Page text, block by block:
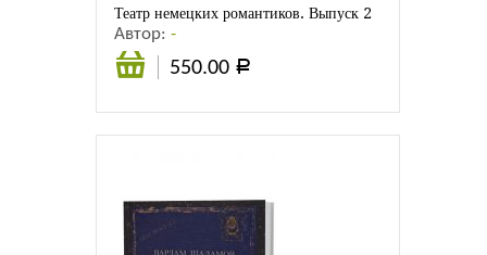
Театр немецких романтиков. Выпуск 2
Автор:-
550.00 Р